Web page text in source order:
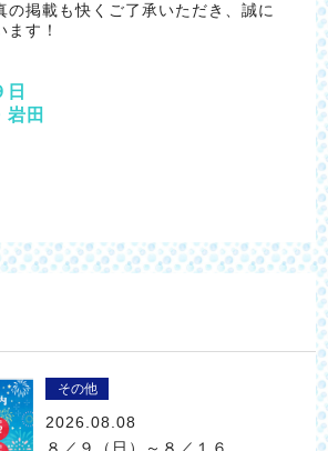
掲載も快くご了承いただき、誠に
す！
日
岩田
その他
2026.08.08